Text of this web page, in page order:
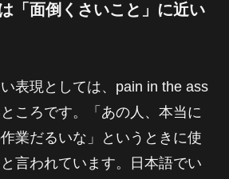
「面倒くさいこと」に近い
表現としては、pain in the ass
ころです。「あの人、本当に
業だるいな」というときに使
言われています。日本語でい